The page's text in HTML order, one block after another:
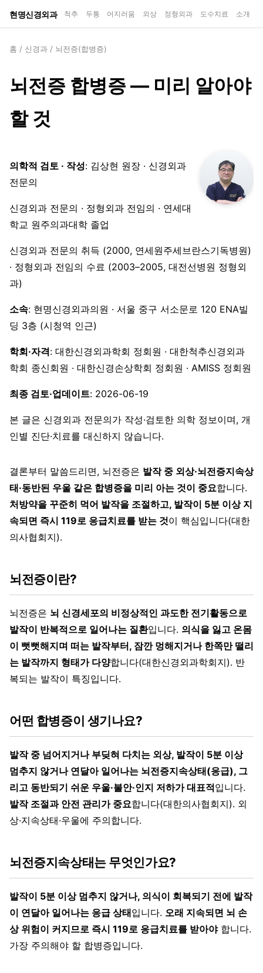
현명신경외과 척추 두통 어지러움 외상 정형외과 도수치료 소개
홈 / 신경과 / 뇌전증(합병증)
뇌전증 합병증 — 미리 알아야
할 것
의학적 검토 · 작성: 김상현 원장 · 신경외과
전문의
신경외과 전문의 · 정형외과 전임의 · 연세대
학교 원주의과대학 졸업
신경외과 전문의 취득 (2000, 연세원주세브란스기독병원)
· 정형외과 전임의 수료 (2003–2005, 대전선병원 정형외
과)
소속: 현명신경외과의원 · 서울 중구 서소문로 120 ENA빌
딩 3층 (시청역 인근)
학회·자격: 대한신경외과학회 정회원 · 대한척추신경외과
학회 종신회원 · 대한신경손상학회 정회원 · AMISS 정회원
최종 검토·업데이트: 2026-06-19
본 글은 신경외과 전문의가 작성·검토한 의학 정보이며, 개
인별 진단·치료를 대신하지 않습니다.
결론부터 말씀드리면, 뇌전증은 발작 중 외상·뇌전증지속상
태·동반된 우울 같은 합병증을 미리 아는 것이 중요합니다.
처방약을 꾸준히 먹어 발작을 조절하고, 발작이 5분 이상 지
속되면 즉시 119로 응급치료를 받는 것이 핵심입니다(대한
의사협회지).
뇌전증이란?
뇌전증은 뇌 신경세포의 비정상적인 과도한 전기활동으로
발작이 반복적으로 일어나는 질환입니다. 의식을 잃고 온몸
이 뻣뻣해지며 떠는 발작부터, 잠깐 멍해지거나 한쪽만 떨리
는 발작까지 형태가 다양합니다(대한신경외과학회지). 반
복되는 발작이 특징입니다.
어떤 합병증이 생기나요?
발작 중 넘어지거나 부딪혀 다치는 외상, 발작이 5분 이상
멈추지 않거나 연달아 일어나는 뇌전증지속상태(응급), 그
리고 동반되기 쉬운 우울·불안·인지 저하가 대표적입니다.
발작 조절과 안전 관리가 중요합니다(대한의사협회지). 외
상·지속상태·우울에 주의합니다.
뇌전증지속상태는 무엇인가요?
발작이 5분 이상 멈추지 않거나, 의식이 회복되기 전에 발작
이 연달아 일어나는 응급 상태입니다. 오래 지속되면 뇌 손
상 위험이 커지므로 즉시 119로 응급치료를 받아야합니다.
가장 주의해야 할 합병증입니다.